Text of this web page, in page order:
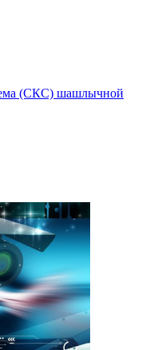
(СКС) шашлычной